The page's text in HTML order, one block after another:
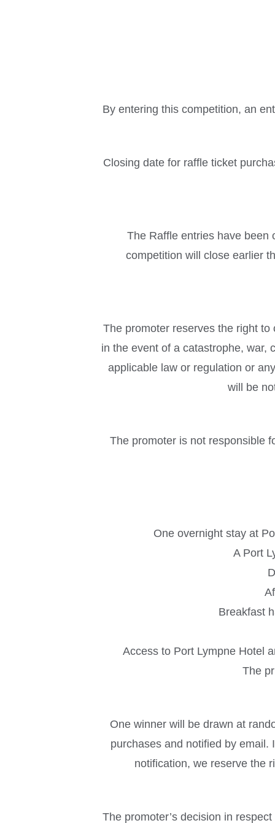
By entering this competition, an
Closing date for raffle ticket
The Raffle entries have been
competition will close earlier
The promoter reserves the right
in the event of a catastrophe, war,
applicable law or regulation or
will be
The promoter is not responsible
One overnight stay at
A Port
Breakfast
Access to Port Lympne Hotel
The
One winner will be drawn at
purchases and notified by
notification, we reserve the
The promoter’s decision in